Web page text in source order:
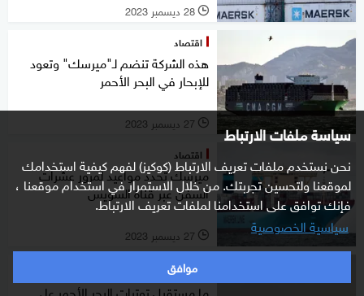
سياسة ملفات الارتباط
نحن نستخدم ملفات تعريف الارتباط (كوكيز) لفهم كيفية استخدامك
لموقعنا ولتحسين تجربتك. من خلال الاستمرار في استخدام موقعنا ،
فإنك توافق على استخدامنا لملفات تعريف الارتباط.
سياسية الخصوصية
موافق
l 28 ديسمبر 2023
اقتصاد
هذه الشركة تنضم لـ"ميرسك" وتعود
للإبحار في البحر الأحمر
l 27 ديسمبر 2023
اقتصاد
ميرسك تحدد مواعيد لمرور عشرات
السفن عبر قناة السويس
l 27 ديسمبر 2023
خاص